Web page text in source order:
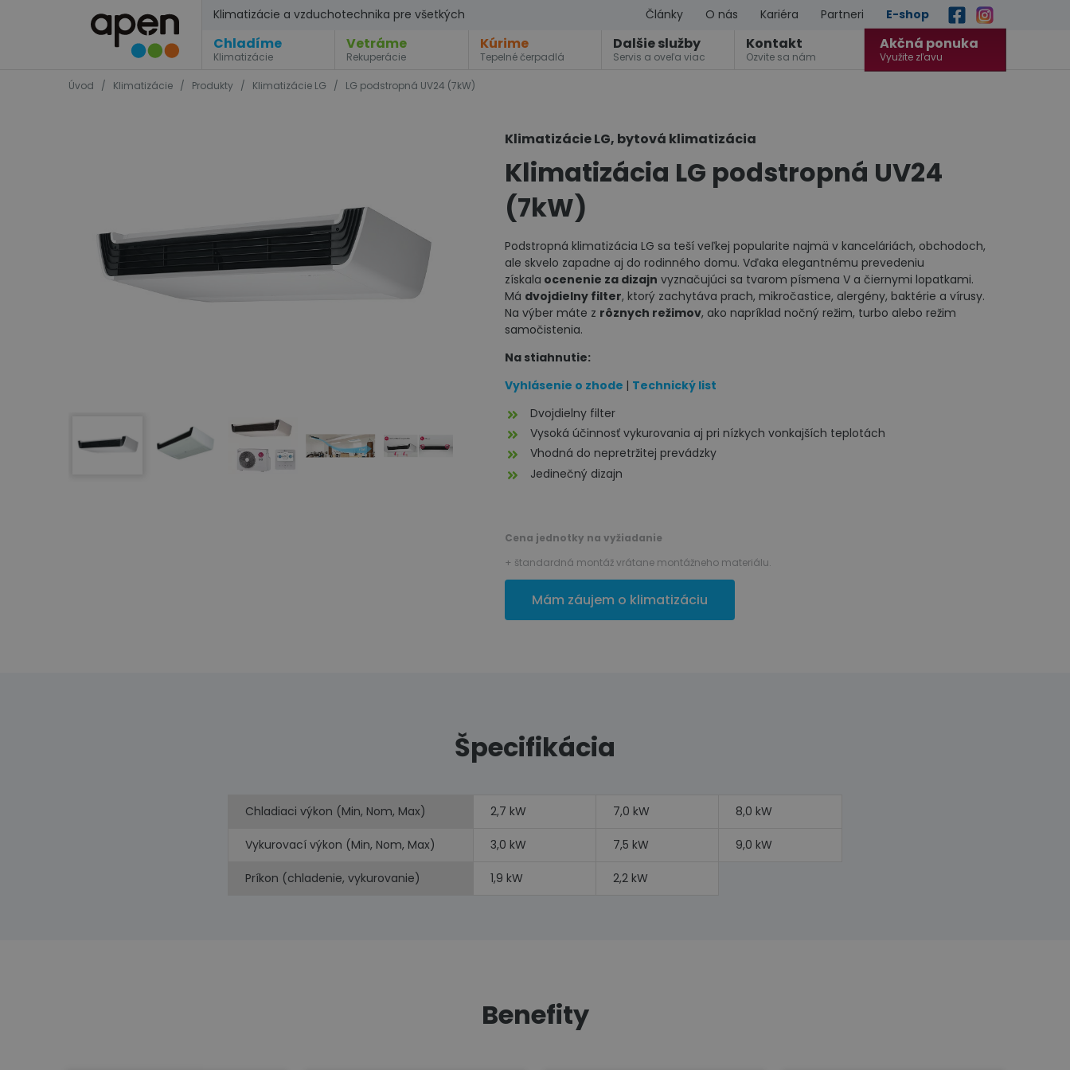
Klimatizácie a vzduchotechnika pre všetkých Články O nás Kariéra Partneri E-shop
Chladíme
Klimatizácie
Vetráme
Rekuperácie
Kúrime
Tepelné čerpadlá
Dalšie služby
Servis a oveľa viac
Kontakt
Ozvite sa nám
Akčná ponuka
Využite zľavu
Úvod / Klimatizácie / Produkty / Klimatizácie LG / LG podstropná UV24 (7kW)
Klimatizácie LG, bytová klimatizácia
Klimatizácia LG podstropná UV24
(7kW)
Podstropná klimatizácia LG sa teší veľkej popularite najmä v kanceláriách, obchodoch,
ale skvelo zapadne aj do rodinného domu. Vďaka elegantnému prevedeniu
získala ocenenie za dizajn vyznačujúci sa tvarom písmena V a čiernymi lopatkami.
Má dvojdielny filter, ktorý zachytáva prach, mikročastice, alergény, baktérie a vírusy.
Na výber máte z rôznych režimov, ako napríklad nočný režim, turbo alebo režim
samočistenia.
Na stiahnutie:
Vyhlásenie o zhode | Technický list
Dvojdielny filter
Vysoká účinnosť vykurovania aj pri nízkych vonkajších teplotách
Vhodná do nepretržitej prevádzky
Jedinečný dizajn
Cena jednotky na vyžiadanie
+ štandardná montáž vrátane montážneho materiálu.
Mám záujem o klimatizáciu
Špecifikácia
Chladiaci výkon (Min, Nom, Max) 2,7 kW 7,0 kW 8,0 kW
Vykurovací výkon (Min, Nom, Max) 3,0 kW 7,5 kW 9,0 kW
Príkon (chladenie, vykurovanie) 1,9 kW 2,2 kW
Benefity